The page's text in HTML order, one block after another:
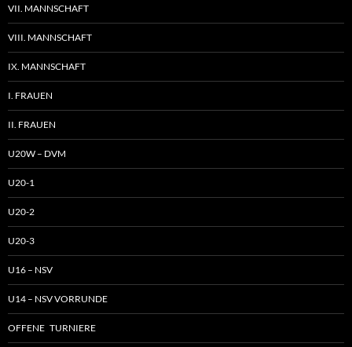
VII. MANNSCHAFT
VIII. MANNSCHAFT
IX. MANNSCHAFT
I. FRAUEN
II. FRAUEN
U20W – DVM
U20-1
U20-2
U20-3
U16 – NSV
U14 – NSV VORRUNDE
OFFENE TURNIERE